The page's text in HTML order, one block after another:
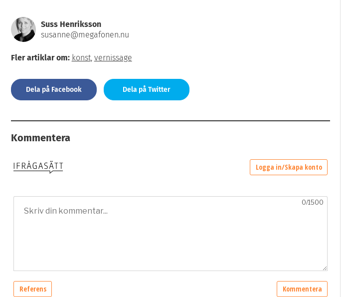
Suss Henriksson
susanne@megafonen.nu
Fler artiklar om: konst, vernissage
Dela på Facebook Dela på Twitter
Kommentera